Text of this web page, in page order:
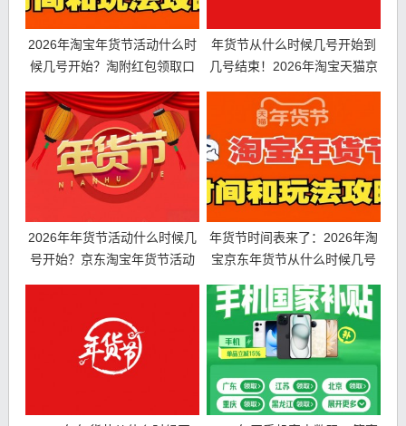
2026年淘宝年货节活动什么时
候几号开始？淘附红包领取口
令及满减优惠
年货节从什么时候几号开始到
几号结束！2026年淘宝天猫京
东年货节时间表、满减规则和
红包口令
2026年年货节活动什么时候几
号开始？京东淘宝年货节活动
时间表、红包领取口令、满减
年货节时间表来了：2026年淘
宝京东年货节从什么时候几号
开始？红包口令满减规则一览